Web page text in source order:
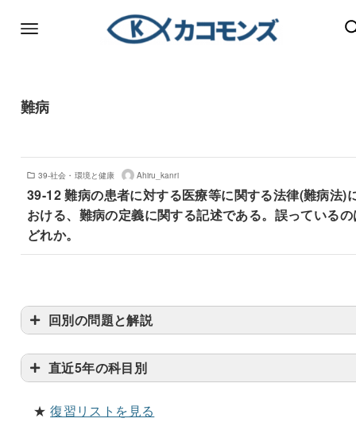
難病
39-社会・環境と健康 Ahiru_kanri
39-12 難病の患者に対する医療等に関する法律(難病法)
おける、難病の定義に関する記述である。誤っているの
どれか。
回別の問題と解説
直近5年の科目別
★復習リストを見る